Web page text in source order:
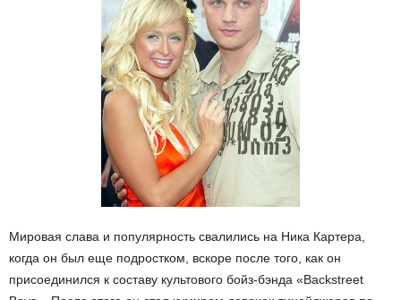
Мировая слава и популярность свалились на Ника Картера,
когда он был еще подростком, вскоре после того, как он
присоединился к составу культового бойз-бэнда «Backstreet